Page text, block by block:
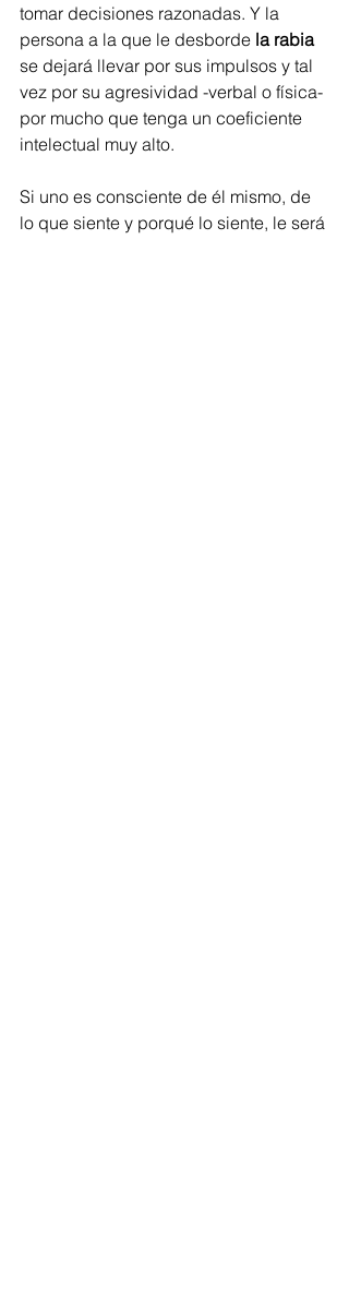
tomar decisiones razonadas. Y la
persona a la que le desborde la rabia
se dejará llevar por sus impulsos y tal
vez por su agresividad -verbal o física-
por mucho que tenga un coeficiente
intelectual muy alto.
Si uno es consciente de él mismo, de
lo que siente y porqué lo siente, le será